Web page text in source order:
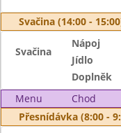
Svačina (14:00 -
Svačina
Nápoj
Jídlo
Doplněk
Menu
Chod
Přesnídávka (8:00 -